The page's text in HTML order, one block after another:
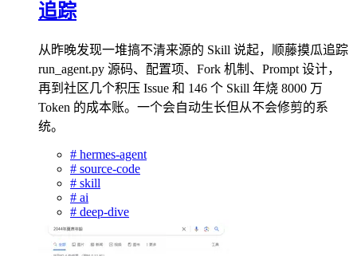
追踪
从昨晚发现一堆搞不清来源的 Skill 说起，顺藤摸瓜追踪
run_agent.py 源码、配置项、Fork 机制、Prompt 设计，
再到社区几个积压 Issue 和 146 个 Skill 年烧 8000 万
Token 的成本账。一个会自动生长但从不会修剪的系
统。
# hermes-agent
# source-code
# skill
# ai
# deep-dive